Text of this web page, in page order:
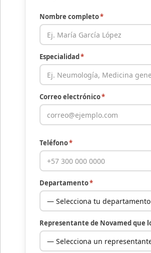
Nombre completo*
Especialidad*
Correo electrónico*
Teléfono*
Departamento*
Representante de Novamed que